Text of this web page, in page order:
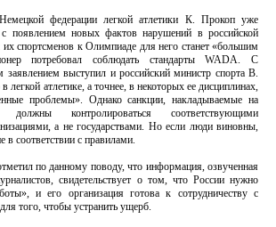
федерации легкой атлетики К. Прокоп уже
появлением новых фактов нарушений в российской
их спортсменов к Олимпиаде для него станет «большим
потребовал соблюдать стандарты WADA. С
выступил и российский министр спорта В.
легкой атлетике, а точнее, в некоторых ее дисциплинах,
проблемы». Однако санкции, накладываемые на
контролироваться соответствующими
а не государствами. Но если люди виновны,
в соответствии с правилами.
по данному поводу, что информация, озвученная
свидетельствует о том, что России нужно
и его организация готова к сотрудничеству с
того, чтобы устранить ущерб.